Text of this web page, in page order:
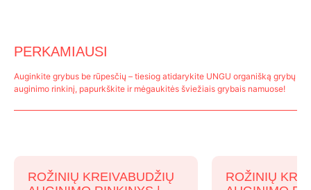
PERKAMIAUSI
Auginkite grybus be rūpesčių – tiesiog atidarykite UNGU organišką grybų
auginimo rinkinį, papurkškite ir mėgaukitės šviežiais grybais namuose!
ROŽINIŲ KREIVABUDŽIŲ
ROŽINIŲ